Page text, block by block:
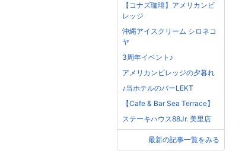
【コナズ珈琲】アメリカンビ
レッジ
沖縄アイスクリーム シロネコ
ヤ
3周年イベント♪
アメリカンビレッジの夕暮れ
♪当ホテルのバーLEKT
【Cafe & Bar Sea Terrace】
ステーキハウス88Jr. 美里店
最新の記事一覧をみる